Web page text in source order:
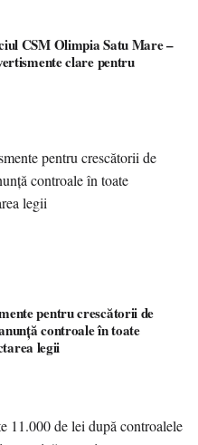
CSM Olimpia Satu Mare –
clare pentru
pentru crescătorii de
controale în toate
legii